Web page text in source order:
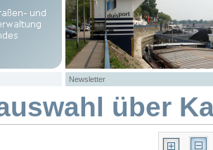
Newsletter
über